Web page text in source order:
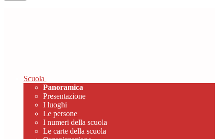
Scuola
Panoramica
Presentazione
I luoghi
Le persone
I numeri della scuola
Le carte della scuola